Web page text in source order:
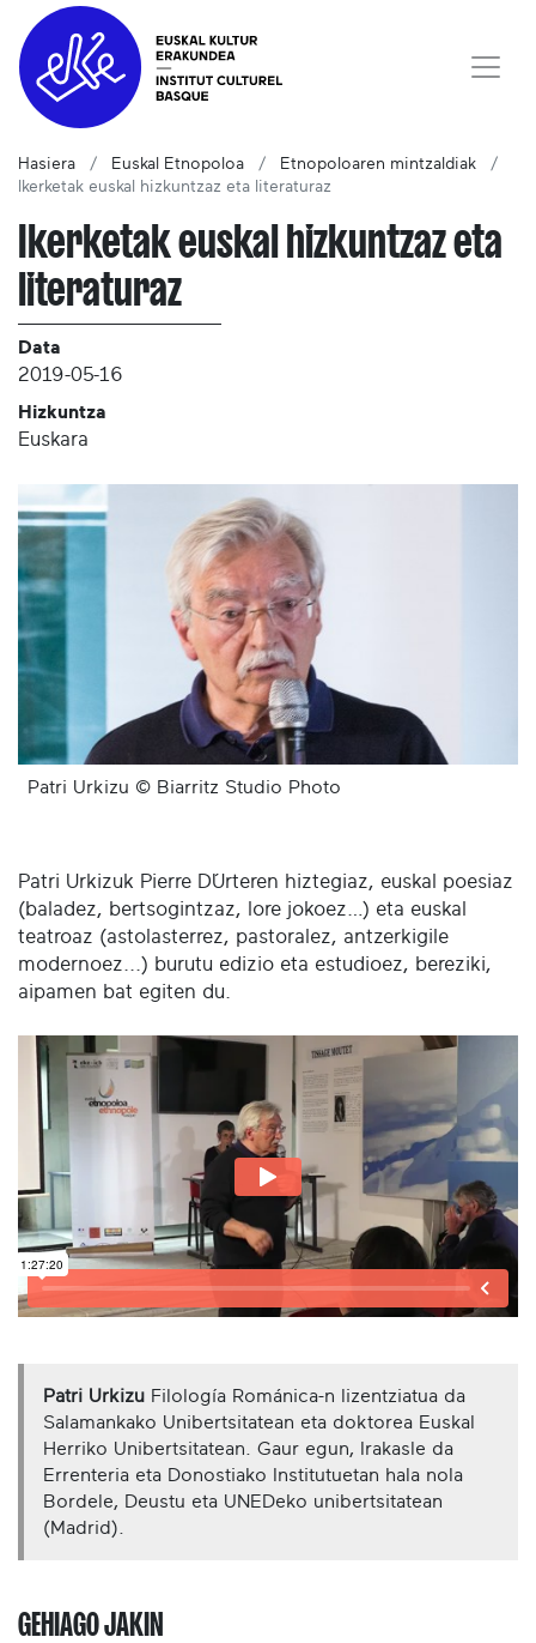
Hasiera Euskal Etnopoloa
Etnopoloaren mintzaldiak
Ikerketak euskal hizkuntzaz eta literaturaz
Ikerketak euskal hizkuntzaz eta
literaturaz
Data
2019-05-16
Hizkuntza
Euskara
Patri Urkizu © Biarritz Studio Photo
Patri Urkizuk Pierre D´Urteren hiztegiaz, euskal poesiaz
(baladez, bertsogintzaz, lore jokoez…) eta euskal
teatroaz (astolasterrez, pastoralez, antzerkigile
modernoez...) burutu edizio eta estudioez, bereziki,
aipamen bat egiten du.
Patri Urkizu Filología Románica-n lizentziatua da
Salamankako Unibertsitatean eta doktorea Euskal
Herriko Unibertsitatean. Gaur egun, Irakasle da
Errenteria eta Donostiako Institutuetan hala nola
Bordele, Deustu eta UNEDeko unibertsitatean
(Madrid).
GEHIAGO JAKIN